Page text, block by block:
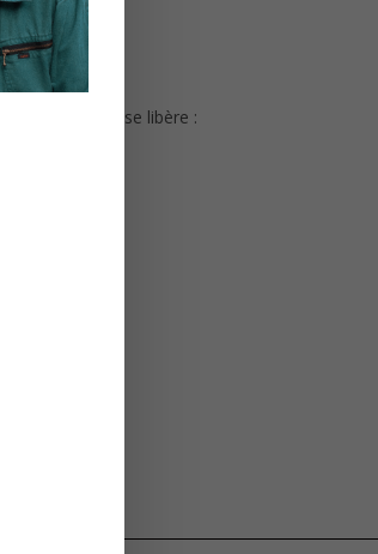
une place se libère :